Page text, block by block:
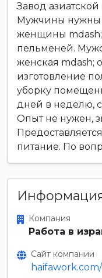
Завод
Мужчины нужны
женщины
пельменей.
женская mdash;
изготовление
уборку
дней в неделю,
Опыт не нужен,
питание. По
Компания
Работа в
Сайт компании